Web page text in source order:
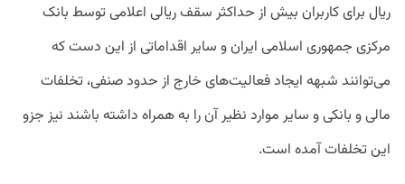
ریال برای کاربران بیش از حداکثر سقف ریالی اعلامی توسط بانک
مرکزی جمهوری اسلامی ایران و سایر اقداماتی از این دست که
می‌توانند شبهه ایجاد فعالیت‌های خارج از حدود صنفی، تخلفات
مالی و بانکی و سایر موارد نظیر آن را به همراه داشته باشند نیز جزو
این تخلفات آمده است.